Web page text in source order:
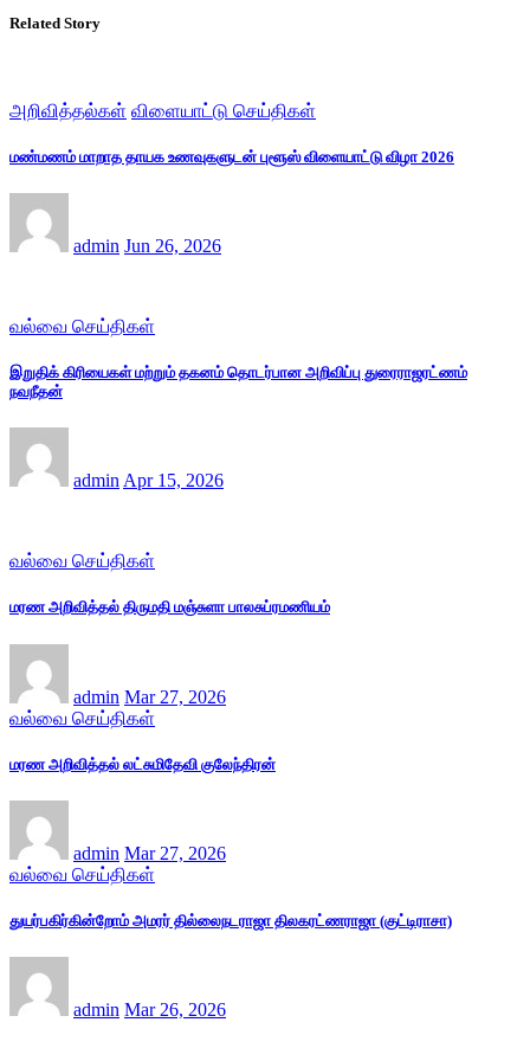
Related Story
அறிவித்தல்கள் விளையாட்டு செய்திகள்
மண்மணம் மாறாத தாயக உணவுகளுடன் புளூஸ் விளையாட்டு விழா 2026
admin Jun 26, 2026
வல்வை செய்திகள்
இறுதிக் கிரியைகள் மற்றும் தகனம் தொடர்பான அறிவிப்பு துரைராஜரட்ணம்
நவநீதன்
admin Apr 15, 2026
வல்வை செய்திகள்
மரண அறிவித்தல் திருமதி மஞ்சுளா பாலசுப்ரமணியம்
admin Mar 27, 2026
வல்வை செய்திகள்
மரண அறிவித்தல் லட்சுமிதேவி குலேந்திரன்
admin Mar 27, 2026
வல்வை செய்திகள்
துயர்பகிர்கின்றோம் அமரர் தில்லைநடராஜா திலகரட்ணராஜா (குட்டிராசா)
admin Mar 26, 2026